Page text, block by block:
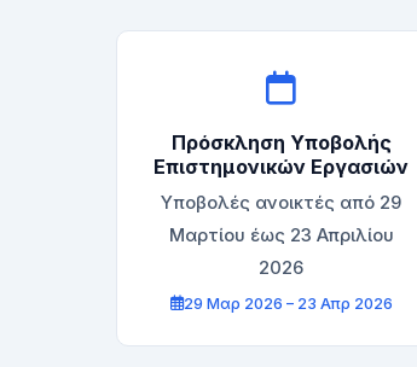
Πρόσκληση Υποβολής
Επιστημονικών Εργασιών
Υποβολές ανοικτές από 29
Μαρτίου έως 23 Απριλίου
2026
29 Μαρ 2026 – 23 Απρ 2026